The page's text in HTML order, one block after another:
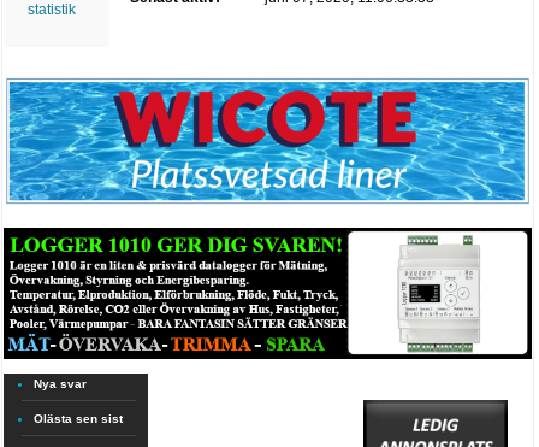
statistik
Nya svar
Olästa sen sist